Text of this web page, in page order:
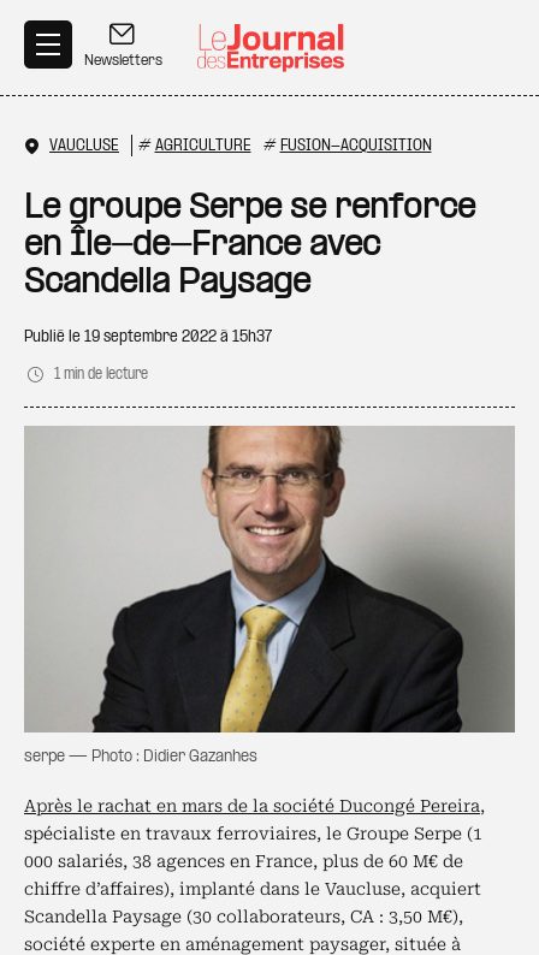
Newsletters
VAUCLUSE # AGRICULTURE # FUSION-ACQUISITION
Le groupe Serpe se renforce
en Île-de-France avec
Scandella Paysage
Publié le 19 septembre 2022 à 15h37
1 min de lecture
serpe — Photo : Didier Gazanhes
Après le rachat en mars de la société Ducongé Pereira,
spécialiste en travaux ferroviaires, le Groupe Serpe (1
000 salariés, 38 agences en France, plus de 60 M€ de
chiffre d’affaires), implanté dans le Vaucluse, acquiert
Scandella Paysage (30 collaborateurs, CA : 3,50 M€),
société experte en aménagement paysager, située à